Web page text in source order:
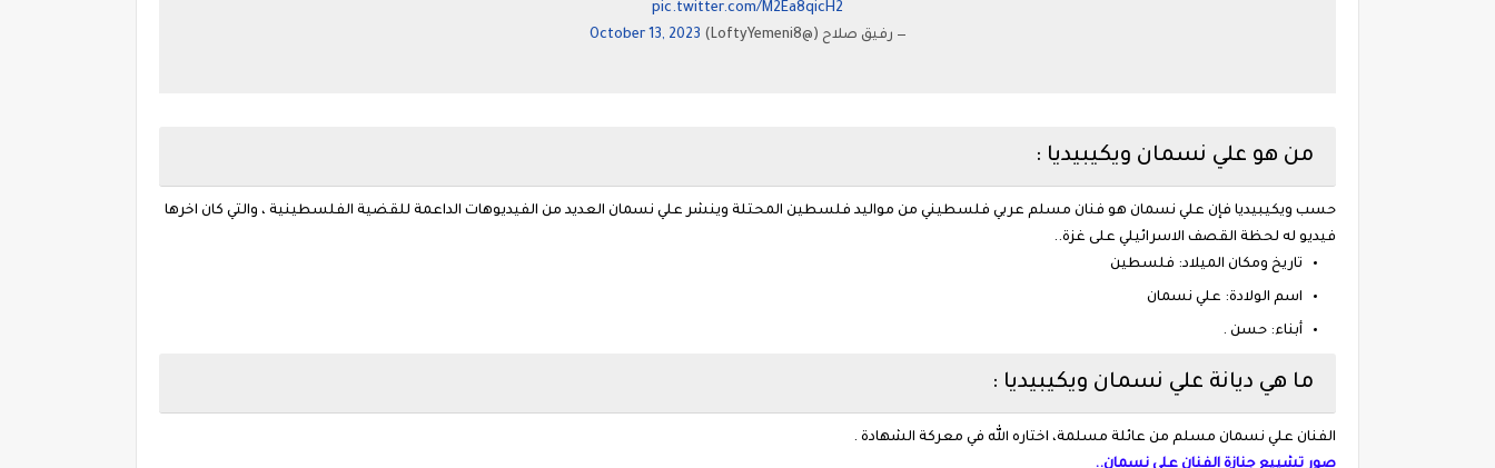
pic.twitter.com/M2Ea8qicH2
— رفيق صلاح (@LoftyYemeni8)
October 13, 2023
من هو علي نسمان ويكيبيديا :
حسب ويكيبيديا فإن علي نسمان هو فنان مسلم عربي فلسطيني من مواليد فلسطين المحتلة وينشر علي نسمان العديد من الفيديوهات الداعمة للقضية الفلسطينية ، والتي كان اخرها
فيديو له لحظة القصف الاسرائيلي على غزة..
تاريخ ومكان الميلاد: فلسطين
اسم الولادة: علي نسمان
أبناء: حسن .
ما هي ديانة علي نسمان ويكيبيديا :
الفنان علي نسمان مسلم من عائلة مسلمة، اختاره الله في معركة الشهادة .
صور تشييع جنازة الفنان علي نسمان..